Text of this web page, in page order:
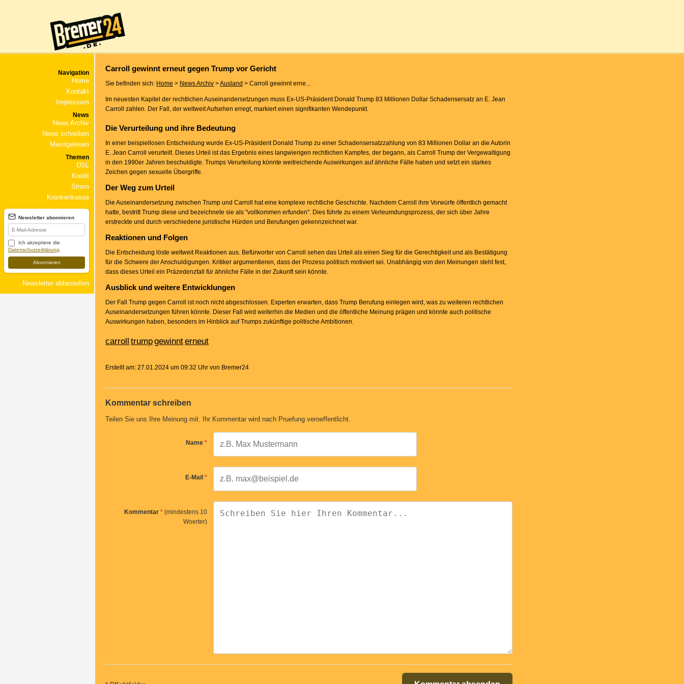
Navigation
Home
Kontakt
Impressum
News
News Archiv
News schreiben
Meistgelesen
Themen
DSL
Kredit
Strom
Krankenkasse
Newsletter abonnieren
Ich akzeptiere die
Datenschutzerklärung
Abonnieren
Newsletter abbestellen
Carroll gewinnt erneut gegen Trump vor Gericht
Sie befinden sich: Home > News Archiv >Ausland > Carroll gewinnt erne...
Im neuesten Kapitel der rechtlichen Auseinandersetzungen muss Ex-US-Präsident Donald Trump 83 Millionen Dollar Schadensersatz an E. Jean
Carroll zahlen. Der Fall, der weltweit Aufsehen erregt, markiert einen signifikanten Wendepunkt.
Die Verurteilung und ihre Bedeutung
In einer beispiellosen Entscheidung wurde Ex-US-Präsident Donald Trump zu einer Schadensersatzzahlung von 83 Millionen Dollar an die Autorin
E. Jean Carroll verurteilt. Dieses Urteil ist das Ergebnis eines langwierigen rechtlichen Kampfes, der begann, als Carroll Trump der Vergewaltigung
in den 1990er Jahren beschuldigte. Trumps Verurteilung könnte weitreichende Auswirkungen auf ähnliche Fälle haben und setzt ein starkes
Zeichen gegen sexuelle Übergriffe.
Der Weg zum Urteil
Die Auseinandersetzung zwischen Trump und Carroll hat eine komplexe rechtliche Geschichte. Nachdem Carroll ihre Vorwürfe öffentlich gemacht
hatte, bestritt Trump diese und bezeichnete sie als "vollkommen erfunden". Dies führte zu einem Verleumdungsprozess, der sich über Jahre
erstreckte und durch verschiedene juristische Hürden und Berufungen gekennzeichnet war.
Reaktionen und Folgen
Die Entscheidung löste weltweit Reaktionen aus. Befürworter von Carroll sehen das Urteil als einen Sieg für die Gerechtigkeit und als Bestätigung
für die Schwere der Anschuldigungen. Kritiker argumentieren, dass der Prozess politisch motiviert sei. Unabhängig von den Meinungen steht fest,
dass dieses Urteil ein Präzedenzfall für ähnliche Fälle in der Zukunft sein könnte.
Ausblick und weitere Entwicklungen
Der Fall Trump gegen Carroll ist noch nicht abgeschlossen. Experten erwarten, dass Trump Berufung einlegen wird, was zu weiteren rechtlichen
Auseinandersetzungen führen könnte. Dieser Fall wird weiterhin die Medien und die öffentliche Meinung prägen und könnte auch politische
Auswirkungen haben, besonders im Hinblick auf Trumps zukünftige politische Ambitionen.
carroll trumpgewinnterneut
Erstellt am: 27.01.2024 um 09:32 Uhr von Bremer24
Kommentar schreiben
Teilen Sie uns Ihre Meinung mit. Ihr Kommentar wird nach Pruefung veroeffentlicht.
Name *
E-Mail *
Kommentar * (mindestens 10
Woerter)